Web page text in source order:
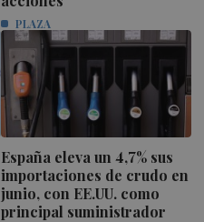
PLAZA
España eleva un 4,7% sus
importaciones de crudo en
junio, con EE.UU. como
principal suministrador